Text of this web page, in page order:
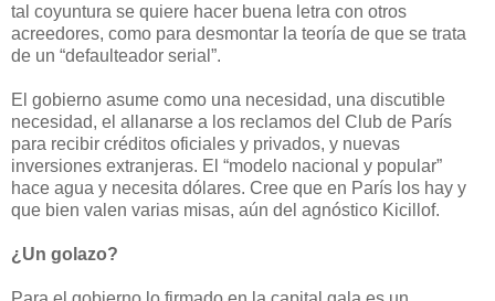
tal coyuntura se quiere hacer buena letra con otros
acreedores, como para desmontar la teoría de que se trata
de un “defaulteador serial”.
El gobierno asume como una necesidad, una discutible
necesidad, el allanarse a los reclamos del Club de París
para recibir créditos oficiales y privados, y nuevas
inversiones extranjeras. El “modelo nacional y popular”
hace agua y necesita dólares. Cree que en París los hay y
que bien valen varias misas, aún del agnóstico Kicillof.
¿Un golazo?